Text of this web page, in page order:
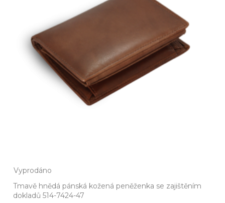
Vyprodáno
Tmavě hnědá pánská kožená peněženka se zajištěním
dokladů 514-7424-47